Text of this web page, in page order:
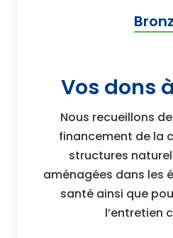
Vos dons
Nous recueillons
financement de la
structures
aménagées dans les
santé ainsi que
l’entretien